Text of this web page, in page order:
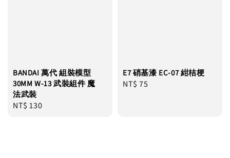
BANDAI 萬代 組裝模型
30MM W-13 武裝組件 魔
法武裝
Regular
NT$ 130
E7 硝基漆 EC-07 紺桔梗
Regular
NT$ 75